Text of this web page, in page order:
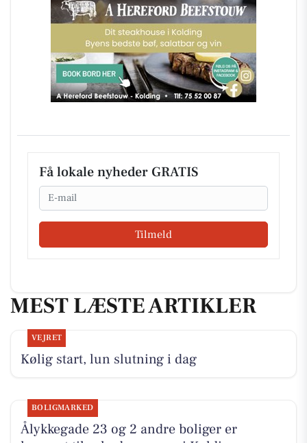
Få lokale nyheder GRATIS
Email
Tilmeld
MEST LÆSTE ARTIKLER
VEJRET
Kølig start, lun slutning i dag
BOLIGMARKED
Ålykkegade 23 og 2 andre boliger er